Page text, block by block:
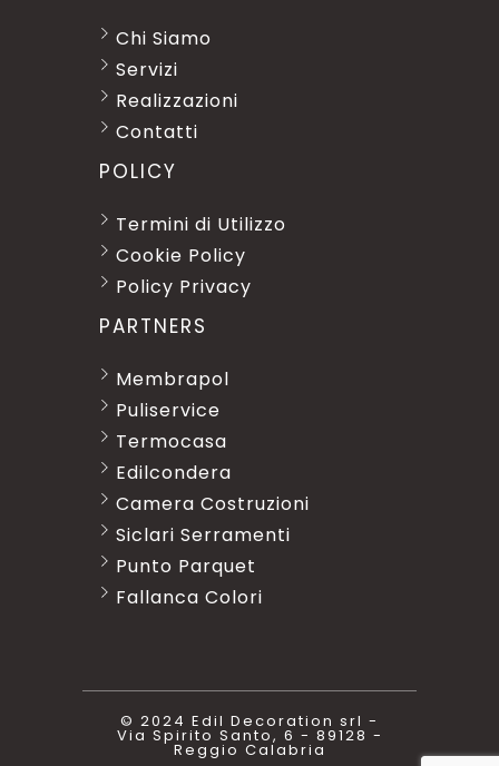
Chi Siamo
Servizi
Realizzazioni
Contatti
POLICY
Termini di Utilizzo
Cookie Policy
Policy Privacy
PARTNERS
Membrapol
Puliservice
Termocasa
Edilcondera
Camera Costruzioni
Siclari Serramenti
Punto Parquet
Fallanca Colori
© 2024 Edil Decoration srl -
Via Spirito Santo, 6 - 89128 -
Reggio Calabria